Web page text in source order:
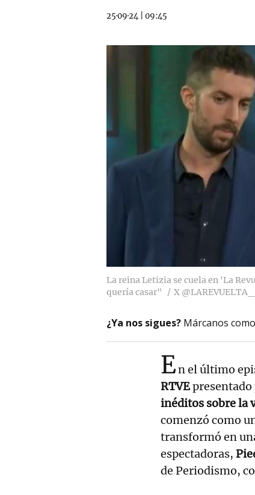
25·09·24 09:45
La reina Letizia se cuela en 'La
quería casar"
X
¿Ya nos sigues? Márcanos
En el último
RTVEpresentado
inéditos sobre la
comenzó como
transformó en
espectadoras,
de Periodismo,